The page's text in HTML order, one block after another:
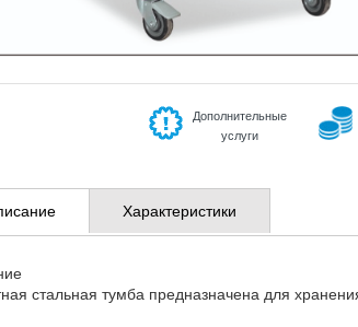
Дополнительные
услуги
Характеристики
стальная тумба предназначена для